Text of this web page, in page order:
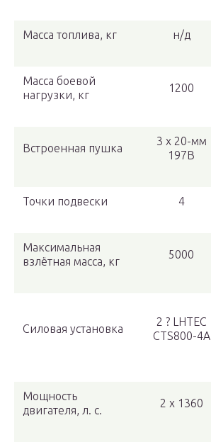
Масса топлива, кг н/д
Масса боевой
нагрузки, кг
1200
Встроенная пушка
3 x 20-мм
197B
Точки подвески 4
Максимальная
взлётная масса, кг
5000
Силовая установка
2 ? LHTEC
CTS800-4A
Мощность
двигателя, л. с.
2 х 1360